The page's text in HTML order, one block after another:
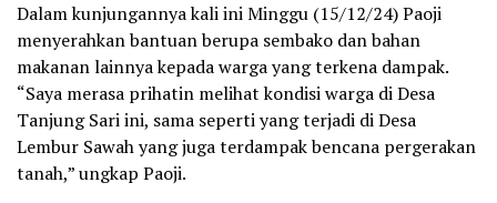
Dalam kunjungannya kali ini Minggu (15/12/24) Paoji
menyerahkan bantuan berupa sembako dan bahan
makanan lainnya kepada warga yang terkena dampak.
“Saya merasa prihatin melihat kondisi warga di Desa
Tanjung Sari ini, sama seperti yang terjadi di Desa
Lembur Sawah yang juga terdampak bencana pergerakan
tanah,” ungkap Paoji.